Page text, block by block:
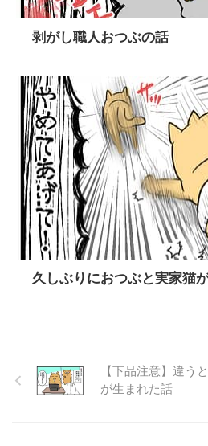
剥がし職人おつぶの話
久しぶりにおつぶと実家猫
【下品注意】違う
が生まれた話